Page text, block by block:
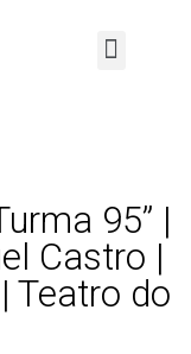
95” |
Castro |
Teatro do